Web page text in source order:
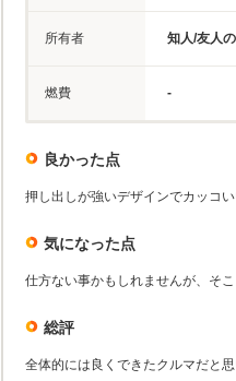
所有者 知人/友人
燃費 -
良かった点
押し出しが強いデザインでカッコ
気になった点
仕方ない事かもしれませんが、そ
総評
全体的には良くできたクルマだと